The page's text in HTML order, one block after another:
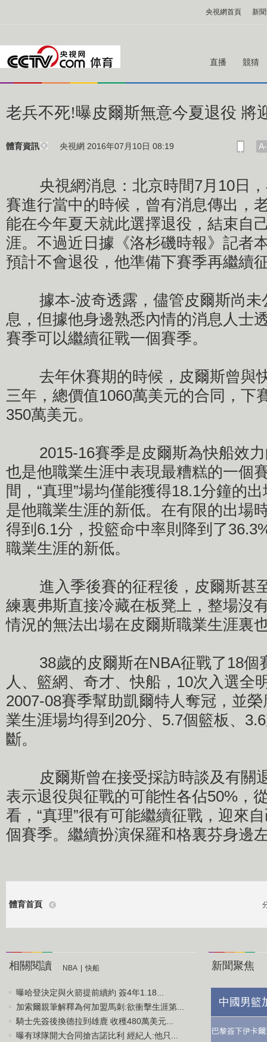
央視網首頁 新聞
直播 競猜
老兵不死!曝皮爾斯無意今夏退役 將
體育資訊 央視網 2016年07月10日 08:19 A-
央視網消息：北京時間7月10日，
賽進行當中的時候，曾有消息傳出，
能在今年夏天就此選擇退役，結束自
涯。不過近日據《洛杉磯時報》記者
預計不會退役，他準備下賽季再繼續
據本-波奇透露，儘管皮爾斯尚未
息，但據他身邊熟悉內情的消息人士
賽季可以繼續征戰一個賽季。
去年休賽期的時候，皮爾斯曾與
三年，總價值1060萬美元的合同，下
350萬美元。
2015-16賽季是皮爾斯為快船效力
也是他職業生涯中表現最糟糕的一個
間，“真理”場均僅能獲得18.1分鐘的
是他職業生涯的新低。在有限的出場
得到6.1分，投籃命中率則降到了
職業生涯的新低。
進入季後賽的征程後，皮爾斯甚
練裏弗斯直接冷藏在板凳上，整場沒
情況的無法出場在皮爾斯職業生涯裏
38歲的皮爾斯在NBA征戰了18個
人、籃網、奇才、快船，10次入選全
2007-08賽季幫助凱爾特人奪冠，並
業生涯場均得到20分、5.7個籃板、
斷。
皮爾斯曾在接受採訪時談及有關
表示退役與征戰的可能性各佔50%，
看，“真理”很有可能繼續征戰，迎來
個賽季。繼續扮演保羅和格裏芬身邊
體育首頁
相關閱讀 NBA 快船
曝哈登決定與火箭提前續約 簽4年1.18...
加索爾親筆解釋為何加盟馬刺:欲衝擊生涯第...
騎士先簽後換德拉到雄鹿 收穫480萬美元...
曝有球隊開大合同搶吉諾比利 經紀人:他只...
新聞聚焦
中國男籃
巴黎簽下伊卡